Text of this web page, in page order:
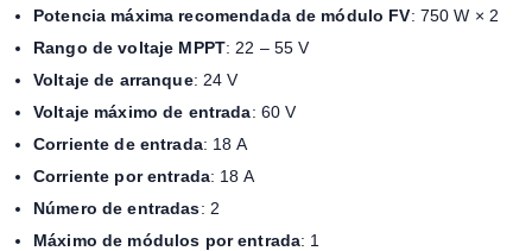
Potencia máxima recomendada de módulo FV: 750 W × 2
Rango de voltaje MPPT: 22 – 55 V
Voltaje de arranque: 24 V
Voltaje máximo de entrada: 60 V
Corriente de entrada: 18 A
Corriente por entrada: 18 A
Número de entradas: 2
Máximo de módulos por entrada: 1